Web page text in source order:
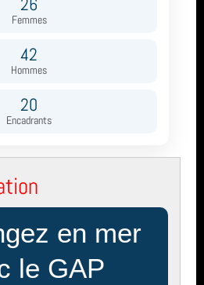
PluXml
Eolienne
Club
inscription
année 2015 (2)
année 2011 (1)
année 2010 (6)
année 2007 (3)
total (111)
Femmes
42
Hommes
20
Encadrants
en mer
le GAP